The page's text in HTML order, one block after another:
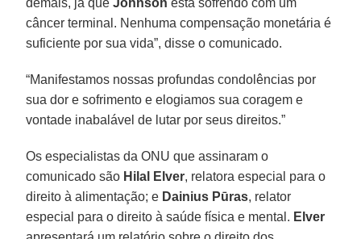
câncer terminal. Nenhuma compensação monetária é
suficiente por sua vida”, disse o comunicado.
“Manifestamos nossas profundas condolências por
sua dor e sofrimento e elogiamos sua coragem e
vontade inabalável de lutar por seus direitos.”
Os especialistas da ONU que assinaram o
comunicado são Hilal Elver, relatora especial para o
direito à alimentação; e Dainius Pūras, relator
especial para o direito à saúde física e mental. Elver